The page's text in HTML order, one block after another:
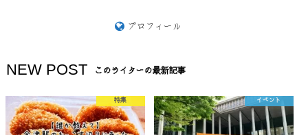
プロフィール
NEW POST このライターの最新記事
特集 イベント